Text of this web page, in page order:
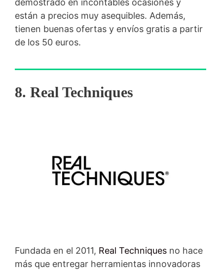
demostrado en incontables ocasiones y
están a precios muy asequibles. Además,
tienen buenas ofertas y envíos gratis a partir
de los 50 euros.
8. Real Techniques
Fundada en el 2011, Real Techniques no hace
más que entregar herramientas innovadoras